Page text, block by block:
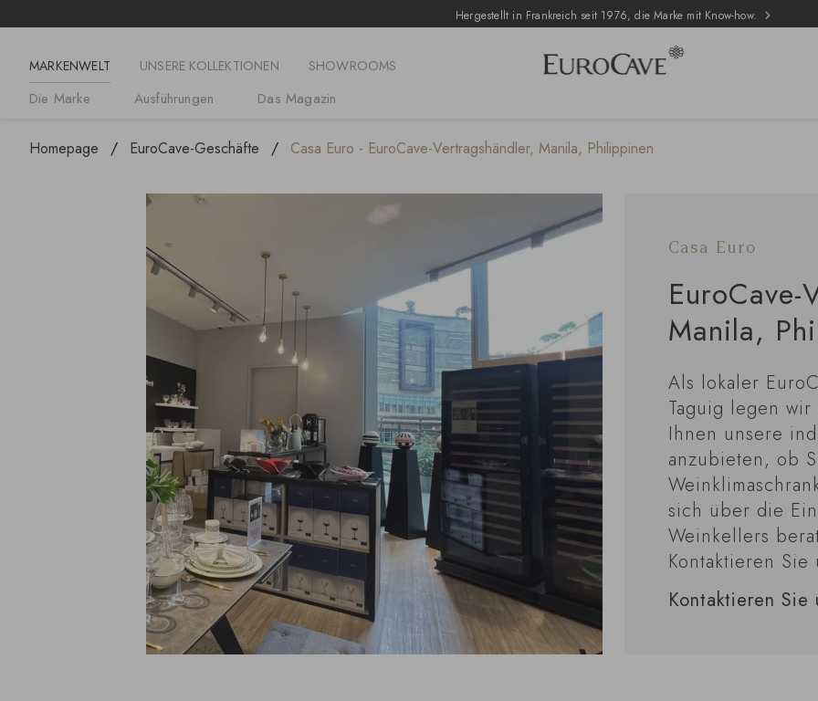
Hergestellt in Frankreich seit 1976, die Marke mit Know-how.
MARKENWELT
Die Marke Ausführungen Das Magazin
UNSERE KOLLEKTIONEN SHOWROOMS
Homepage EuroCave-Geschäfte Casa Euro - EuroCave-Vertragshändler, Manila, Philippinen
Casa Euro
EuroCave-
Manila,
Als lokaler
Taguig legen
Ihnen unsere
anzubieten, ob
sich über die
Weinkellers
Kontaktieren Sie
Kontaktieren Sie